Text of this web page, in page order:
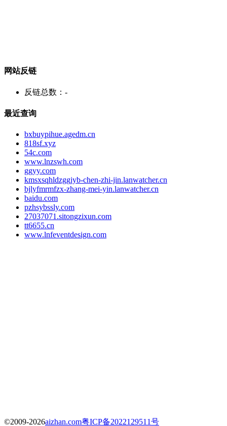
网站反链
反链总数： -
最近查询
bxbuypihue.agedm.cn
818sf.xyz
54c.com
www.lnzswh.com
ggyy.com
kmsxsqhldzggjyb-chen-zhi-jin.lanwatcher.cn
bjlyfmrmfzx-zhang-mei-yin.lanwatcher.cn
baidu.com
pzhsybssly.com
27037071.sitongzixun.com
tt6655.cn
www.lnfeventdesign.com
©2009-2026aizhan.com粤ICP备2022129511号